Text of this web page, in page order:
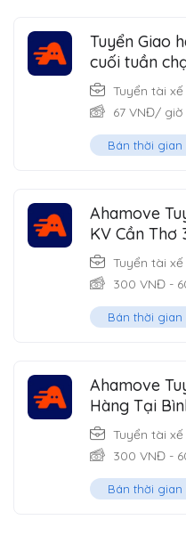
Tuyển Giao
cuối tuần
Tuyển tài xế
67 VNĐ/ giờ
Bán thời gian
Ahamove
KV Cần Thơ
Tuyển tài xế
300 VNĐ -
Bán thời gian
Ahamove
Hàng Tại
Tuyển tài xế
300 VNĐ -
Bán thời gian